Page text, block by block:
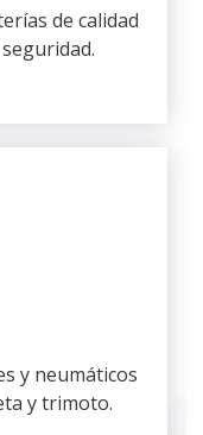
de calidad
y neumáticos
y trimoto.